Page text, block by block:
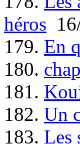
héros
179. En
180.
181.
182. Un
183. Les